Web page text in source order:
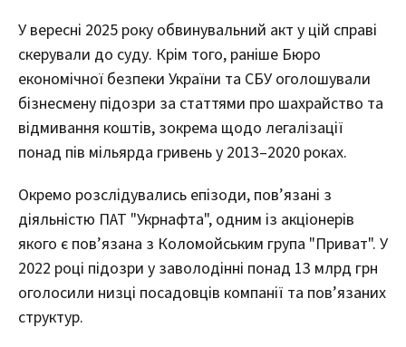
У вересні 2025 року обвинувальний акт у цій справі
скерували до суду. Крім того, раніше Бюро
економічної безпеки України та СБУ оголошували
бізнесмену підозри за статтями про шахрайство та
відмивання коштів, зокрема щодо легалізації
понад пів мільярда гривень у 2013–2020 роках.
Окремо розслідувались епізоди, пов’язані з
діяльністю ПАТ "Укрнафта", одним із акціонерів
якого є пов’язана з Коломойським група "Приват". У
2022 році підозри у заволодінні понад 13 млрд грн
оголосили низці посадовців компанії та пов’язаних
структур.